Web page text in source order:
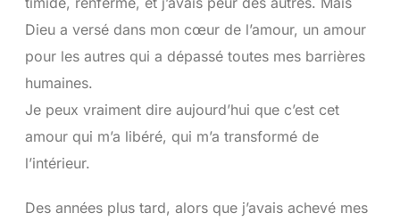
Dieu a versé dans mon cœur de l’amour, un amour
pour les autres qui a dépassé toutes mes barrières
humaines.
Je peux vraiment dire aujourd’hui que c’est cet
amour qui m’a libéré, qui m’a transformé de
l’intérieur.
Des années plus tard, alors que j’avais achevé mes